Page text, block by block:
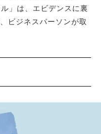
」は、エビデンスに裏
ビジネスパーソンが取